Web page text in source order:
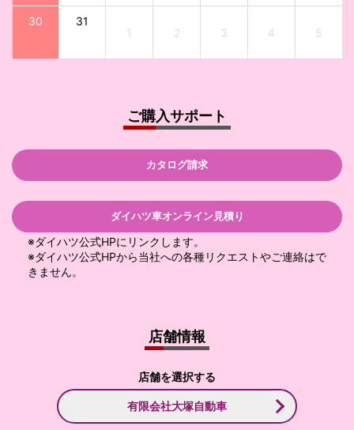
30
31
1
2 3 4 5
ご購入サポート
カタログ請求
ダイハツ車オンライン見積り
※ダイハツ公式HPにリンクします。
※ダイハツ公式HPから当社への各種リクエストやご連絡はで
きません。
店舗情報
店舗を選択する
有限会社大塚自動車